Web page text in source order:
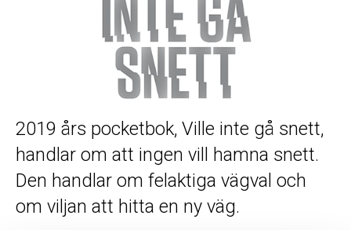
2019 års pocketbok, Ville inte gå snett,
handlar om att ingen vill hamna snett.
Den handlar om felaktiga vägval och
om viljan att hitta en ny väg.